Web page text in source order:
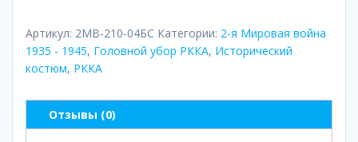
ушанка
рядовая
со
Артикул: 2МВ-210-04БС Категории: 2-я Мировая война
1935 - 1945, Головной убор РККА, Исторический
костюм, РККА
Отзывы (0)